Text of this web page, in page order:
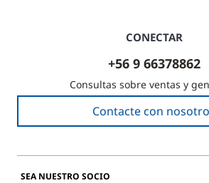
CONECTAR
+56 9 66378862
Consultas sobre ventas y
Contacte con
SEA NUESTRO SOCIO